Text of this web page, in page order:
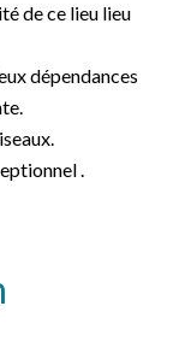
de ce lieu lieu
dépendances
.